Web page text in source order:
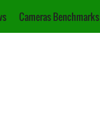
Cameras Benchmarks